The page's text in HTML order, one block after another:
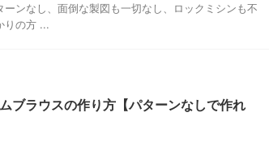
ンなし、面倒な製図も一切なし、ロックミシンも不
りの方 ...
ブラウスの作り方【パターンなしで作れ